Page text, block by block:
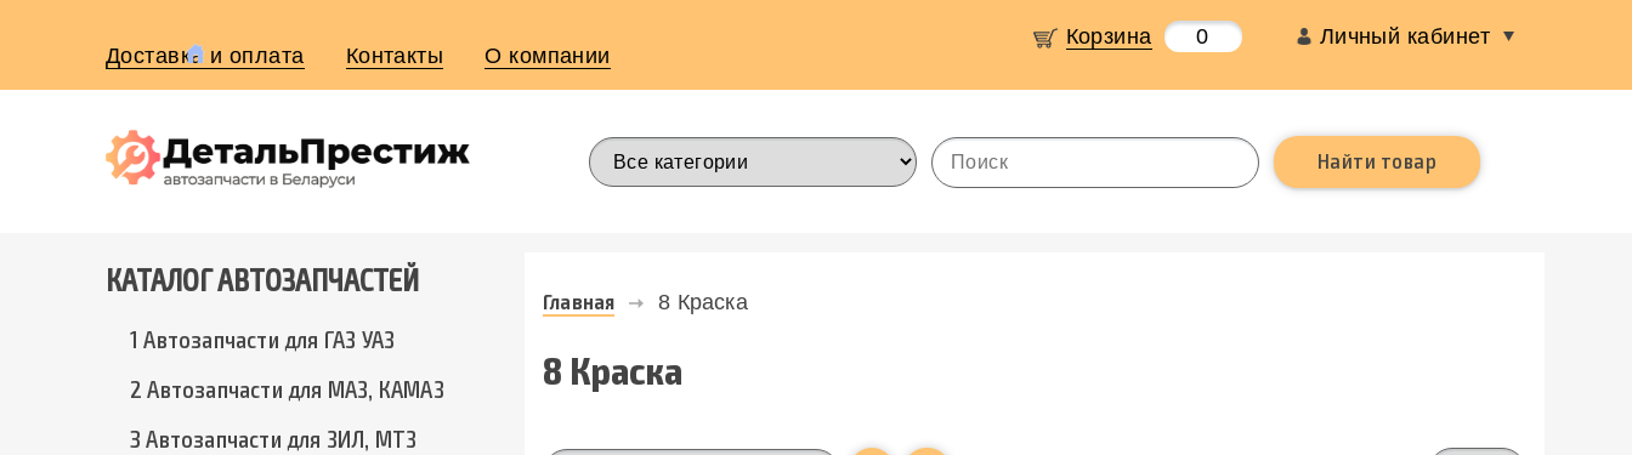
Доставка и оплата Контакты О компании
Корзина 0 Личный кабинет
КАТАЛОГ АВТОЗАПЧАСТЕЙ
1 Автозапчасти для ГАЗ УАЗ
2 Автозапчасти для МАЗ, КАМАЗ
3 Автозапчасти для ЗИЛ, МТЗ
Главная 8 Краска
8 Краска